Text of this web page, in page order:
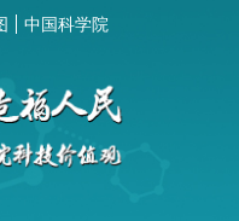
中国科学院